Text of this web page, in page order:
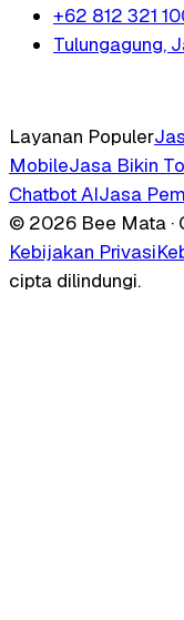
+62 812 321
Tulungagung,
Layanan Populer
MobileJasa Bikin
Chatbot AIJasa
© 2026 Bee Mata ·
Kebijakan Privasi
cipta dilindungi.